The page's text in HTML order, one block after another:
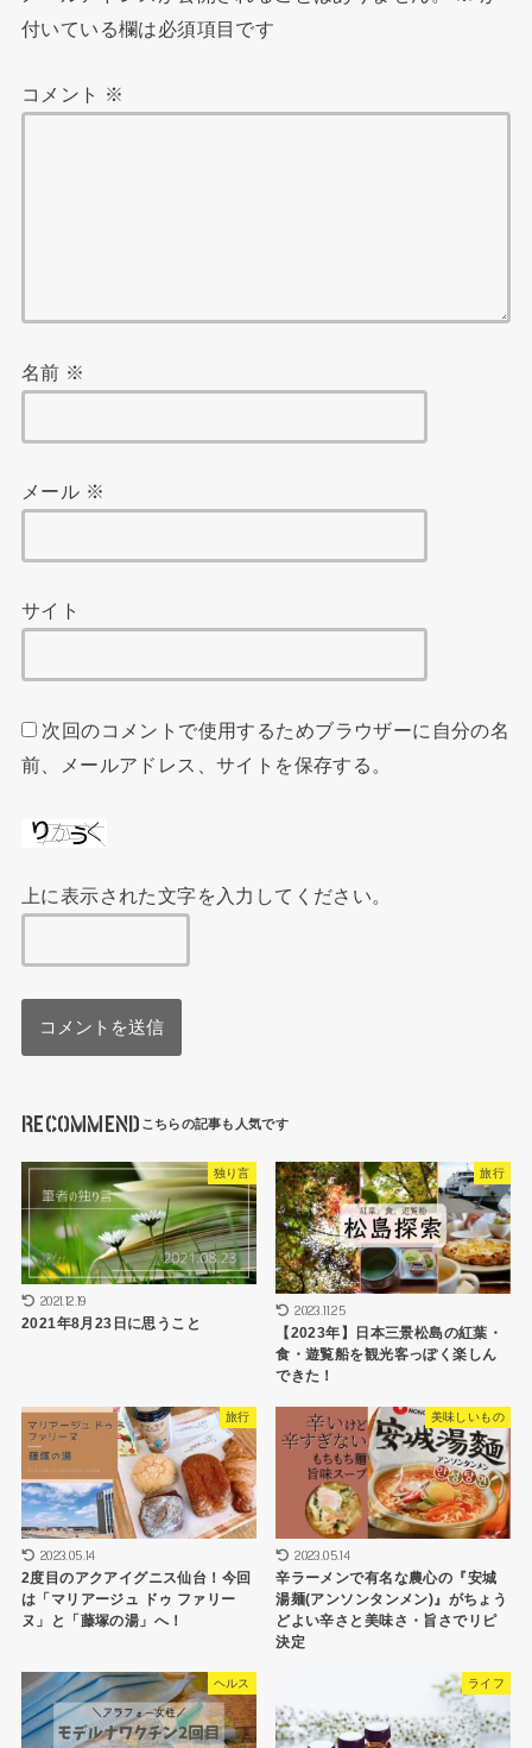
付いている欄は必須項目です
コメント ※
名前 ※
メール ※
サイト
次回のコメントで使用するためブラウザーに自分の名
前、メールアドレス、サイトを保存する。
上に表示された文字を入力してください。
RECOMMEND
独り言
2021.12.19
2021年8月23日に思うこと
旅行
2023.11.25
【2023年】日本三景松島の紅葉・
食・遊覧船を観光客っぽく楽しん
できた！
旅行
2023.05.14
2度目のアクアイグニス仙台！今回
は「マリアージュ ドゥ ファリー
ヌ」と「藤塚の湯」へ！
美味しいもの
2023.05.14
辛ラーメンで有名な農心の『安城
湯麺(アンソンタンメン)』がちょう
どよい辛さと美味さ・旨さでリピ
決定
ヘルス ライフ